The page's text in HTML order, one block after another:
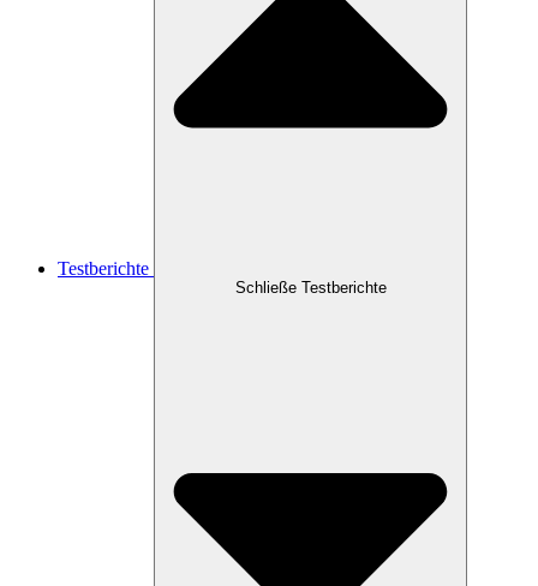
Testberichte
Schließe Testberichte